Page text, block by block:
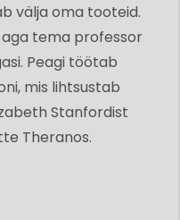
välja oma tooteid.
tema professor
Peagi töötab
mis lihtsustab
Stanfordist
Theranos.